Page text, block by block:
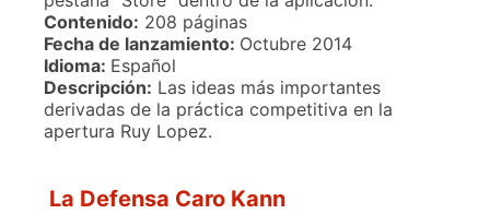
Contenido: 208 páginas
Fecha de lanzamiento: Octubre 2014
Idioma: Español
Descripción: Las ideas más importantes
derivadas de la práctica competitiva en la
apertura Ruy Lopez.
La Defensa Caro Kann